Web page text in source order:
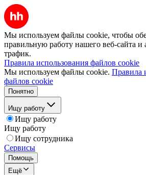
Мы используем файлы cookie, чтобы
правильную работу нашего веб-сайта и
трафик.
Правила использования файлов cookie
Мы используем файлы cookie. Правила
файлов cookie
Понятно
Ищу работу
Ищу работу
Ищу работу
Ищу сотрудника
Сервисы
Помощь
Ещё